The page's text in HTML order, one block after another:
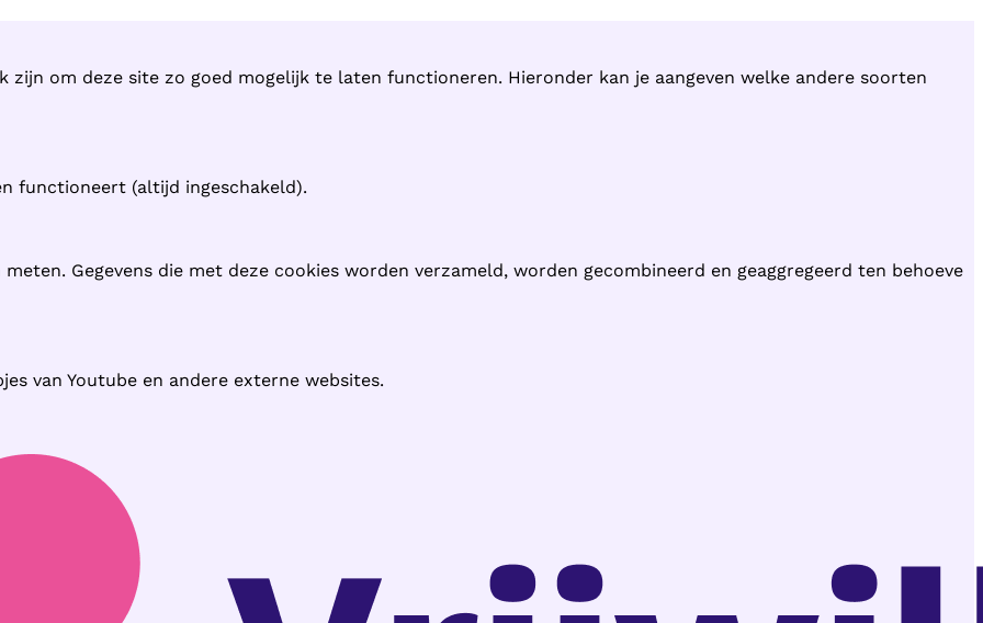
zijn om deze site zo goed mogelijk te laten functioneren. Hieronder kan je aangeven welke andere soorten
functioneert (altijd ingeschakeld).
Gegevens die met deze cookies worden verzameld, worden gecombineerd en geaggregeerd ten behoeve
van Youtube en andere externe websites.